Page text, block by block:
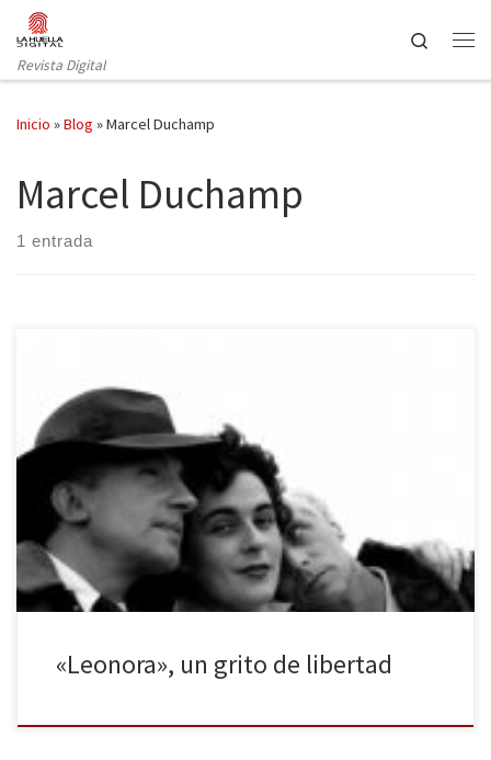
Saltar al contenido
Revista Digital
Search
Inicio »Blog »Marcel Duchamp
Marcel Duchamp
1 entrada
A Remedios Varó. A tantas mujeres olvidadas por la Historia.
Leonora es una novela en palabras de su autora, Elena
Poniatowska. No se trata de una autobiografía ni de un tratado de
pintura acerca de la obra de su protagonista, Leonora Carrington.
Esta es una obra que se basa en […]
«Leonora», un grito de libertad